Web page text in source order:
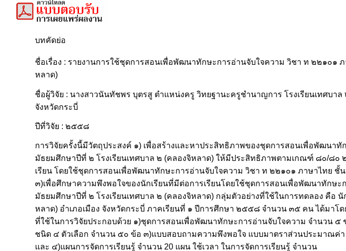
บทคัดย่อ
ชื่อเรื่อง : รายงานการใช้ชุดการสอนเพื่อพัฒนาทักษะการอ่านจับใจความ วิชา ท ๒๒๑๐๑
หลาด)
ชื่อผู้วิจัย : นางสาวนันทัชพร บุตรสู ตำแหน่งครู วิทยฐานะครูชำนาญการ โรงเรียนเทศบาล
จังหวัดกระบี่
ปีที่วิจัย : ๒๕๕๘
การวิจัยครั้งนี้มีวัตถุประสงค์ ๑) เพื่อสร้างและหาประสิทธิภาพของชุดการสอนเพื่อพัฒนา
มัธยมศึกษาปีที่ ๒ โรงเรียนเทศบาล ๒ (คลองจิหลาด) ให้มีประสิทธิภาพตามเกณฑ์ ๘๐/๘๐
เรียน โดยใช้ชุดการสอนเพื่อพัฒนาทักษะการอ่านจับใจความ วิชา ท ๒๒๑๐๑ ภาษาไทย ชั้
๓)เพื่อศึกษาความพึงพอใจของนักเรียนที่มีต่อการเรียนโดยใช้ชุดการสอนเพื่อพัฒนาทักษ
มัธยมศึกษาปีที่ ๒ โรงเรียนเทศบาล ๒ (คลองจิหลาด) กลุ่มตัวอย่างที่ใช้ในการทดลอง คือ
หลาด) อำเภอเมือง จังหวัดกระบี่ ภาคเรียนที่ ๑ ปีการศึกษา ๒๕๕๘ จำนวน ๓๕ คน ได้มาโ
ที่ใช้ในการวิจัยประกอบด้วย ๑)ชุดการสอนเพื่อพัฒนาทักษะการอ่านจับใจความ จำนวน
ชนิด ๔ ตัวเลือก จำนวน ๕๐ ข้อ ๓)แบบสอบถามความพึงพอใจ แบบมาตราส่วนประมาณค่
และ ๔)แผนการจัดการเรียนรู้ จำนวน 20 แผน ใช้เวลา ในการจัดการเรียนรู้ จำนวน